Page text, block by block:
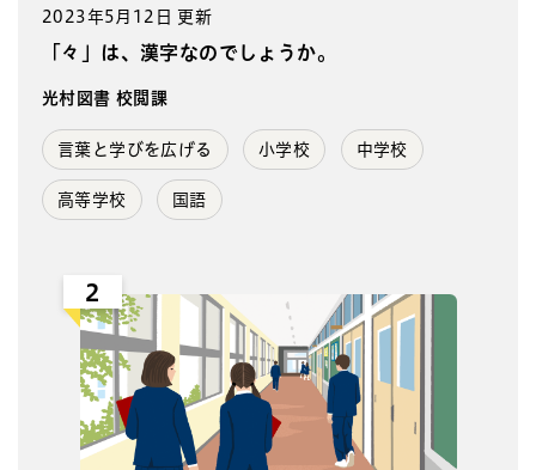
2023年5月12日 更新
「々」は、漢字なのでしょうか。
光村図書 校閲課
言葉と学びを広げる 小学校 中学校
高等学校 国語
2